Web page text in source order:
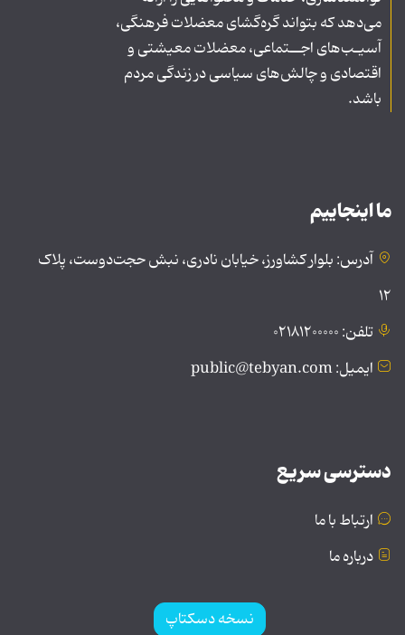
می‌دهد که بتواند گره‌گشای معضلات فرهنگی،
آسیـب‌های اجــتماعی، معضلات معیشتی و
اقتصادی و چالش‌های سیاسی در زندگی مردم
باشد.
ما اینجاییم
آدرس: بلوار کشاورز، خیابان نادری، نبش حجت‌دوست، پلاک
۱۲
تلفن: ۰۲۱۸۱۲۰۰۰۰۰
ایمیل: public@tebyan.com
دسترسی سریع
ارتباط با ما
درباره ما
نسخه دسکتاپ